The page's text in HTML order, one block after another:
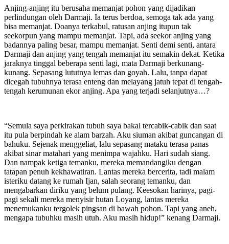
Anjing-anjing itu berusaha memanjat pohon yang dijadikan
perlindungan oleh Darmaji. Ia terus berdoa, semoga tak ada yang
bisa memanjat. Doanya terkabul, ratusan anjing itupun tak
seekorpun yang mampu memanjat. Tapi, ada seekor anjing yang
badannya paling besar, mampu memanjat. Senti demi senti, antara
Darmaji dan anjing yang tengah memanjat itu semakin dekat. Ketika
jaraknya tinggal beberapa senti lagi, mata Darmaji berkunang-
kunang. Sepasang lututnya lemas dan goyah. Lalu, tanpa dapat
dicegah tubuhnya terasa enteng dan melayang jatuh tepat di tengah-
tengah kerumunan ekor anjing. Apa yang terjadi selanjutnya…?
“Semula saya perkirakan tubuh saya bakal tercabik-cabik dan saat
itu pula berpindah ke alam barzah. Aku siuman akibat guncangan di
bahuku. Sejenak menggeliat, lalu sepasang mataku terasa panas
akibat sinar matahari yang menimpa wajahku. Hari sudah siang.
Dan nampak ketiga temanku, mereka memandangiku dengan
tatapan penuh kekhawatiran. Lantas mereka bercerita, tadi malam
isteriku datang ke rumah Ijan, salah seorang temanku, dan
mengabarkan diriku yang belum pulang. Keesokan harinya, pagi-
pagi sekali mereka menyisir hutan Loyang, lantas mereka
menemukanku tergolek pingsan di bawah pohon. Tapi yang aneh,
mengapa tubuhku masih utuh. Aku masih hidup!” kenang Darmaji.